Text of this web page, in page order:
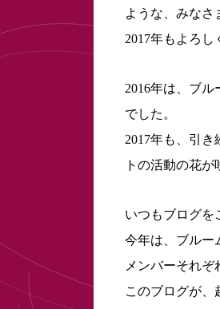
ような、みなさ
2017年もよろし
2016年は、ブ
でした。
2017年も、引
トの活動の花
いつもブログを
今年は、ブルー
メンバーそれぞ
このブログが、